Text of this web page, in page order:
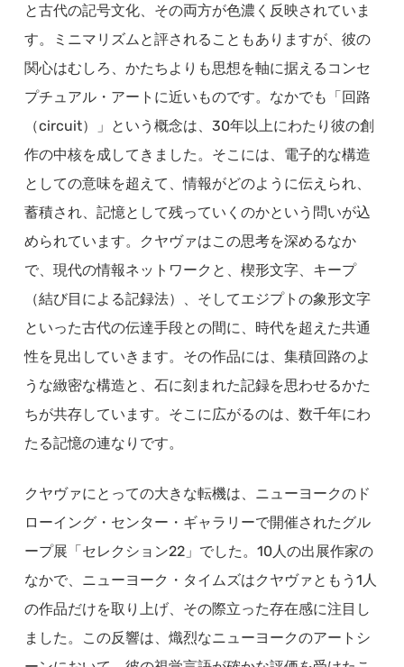
と古代の記号文化、その両方が色濃く反映されていま
す。ミニマリズムと評されることもありますが、彼の
関心はむしろ、かたちよりも思想を軸に据えるコンセ
プチュアル・アートに近いものです。なかでも「回路
（circuit）」という概念は、30年以上にわたり彼の創
作の中核を成してきました。そこには、電子的な構造
としての意味を超えて、情報がどのように伝えられ、
蓄積され、記憶として残っていくのかという問いが込
められています。クヤヴァはこの思考を深めるなか
で、現代の情報ネットワークと、楔形文字、キープ
（結び目による記録法）、そしてエジプトの象形文字
といった古代の伝達手段との間に、時代を超えた共通
性を見出していきます。その作品には、集積回路のよ
うな緻密な構造と、石に刻まれた記録を思わせるかた
ちが共存しています。そこに広がるのは、数千年にわ
たる記憶の連なりです。
クヤヴァにとっての大きな転機は、ニューヨークのド
ローイング・センター・ギャラリーで開催されたグル
ープ展「セレクション22」でした。10人の出展作家の
なかで、ニューヨーク・タイムズはクヤヴァともう1人
の作品だけを取り上げ、その際立った存在感に注目し
ました。この反響は、熾烈なニューヨークのアートシ